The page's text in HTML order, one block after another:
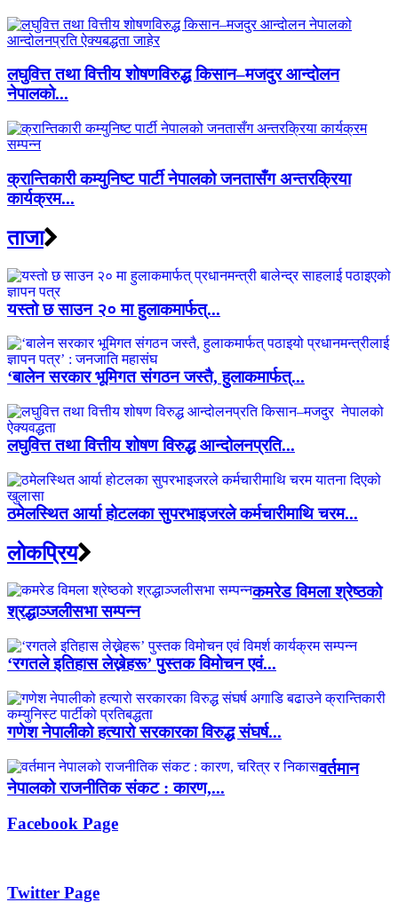
लघुवित्त तथा वित्तीय शोषणविरुद्ध किसान–मजदुर आन्दोलन
नेपालको...
क्रान्तिकारी कम्युनिष्ट पार्टी नेपालको जनतासँग अन्तरक्रिया
कार्यक्रम...
ताजा
यस्तो छ साउन २० मा हुलाकमार्फत्...
‘बालेन सरकार भूमिगत संगठन जस्तै, हुलाकमार्फत्...
लघुवित्त तथा वित्तीय शोषण विरुद्ध आन्दोलनप्रति...
ठमेलस्थित आर्या होटलका सुपरभाइजरले कर्मचारीमाथि चरम...
लाेकप्रिय
कमरेड विमला श्रेष्ठको
श्रद्धाञ्जलीसभा सम्पन्न
‘रगतले इतिहास लेख्नेहरू’ पुस्तक विमोचन एवं...
गणेश नेपालीको हत्यारो सरकारका विरुद्ध संघर्ष...
वर्तमान
नेपालको राजनीतिक संकट : कारण,...
Facebook Page
Twitter Page